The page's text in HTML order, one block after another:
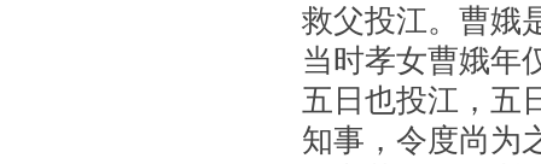
救父投江。曹娥
当时孝女曹娥年
五日也投江，五
知事，令度尚为